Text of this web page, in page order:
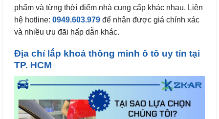
phẩm và từng thời điểm nhà cung cấp khác nhau. Liên
hệ hotline: 0949.603.979 để nhận được giá chính xác
và nhiều ưu đãi hấp dẫn khác.
Địa chỉ lắp khoá thông minh ô tô uy tín tại
TP. HCM